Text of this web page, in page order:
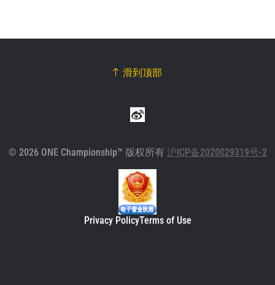
滑到顶部
© 2026 ONE Championship™ 版权所有 沪ICP备2020029319号-2
Privacy PolicyTerms of Use
订阅
您可以随时取消订阅这些信息。